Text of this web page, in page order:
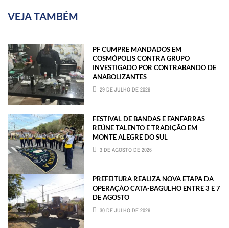
VEJA TAMBÉM
PF CUMPRE MANDADOS EM
COSMÓPOLIS CONTRA GRUPO
INVESTIGADO POR CONTRABANDO DE
ANABOLIZANTES
29 DE JULHO DE 2026
FESTIVAL DE BANDAS E FANFARRAS
REÚNE TALENTO E TRADIÇÃO EM
MONTE ALEGRE DO SUL
3 DE AGOSTO DE 2026
PREFEITURA REALIZA NOVA ETAPA DA
OPERAÇÃO CATA-BAGULHO ENTRE 3 E 7
DE AGOSTO
30 DE JULHO DE 2026